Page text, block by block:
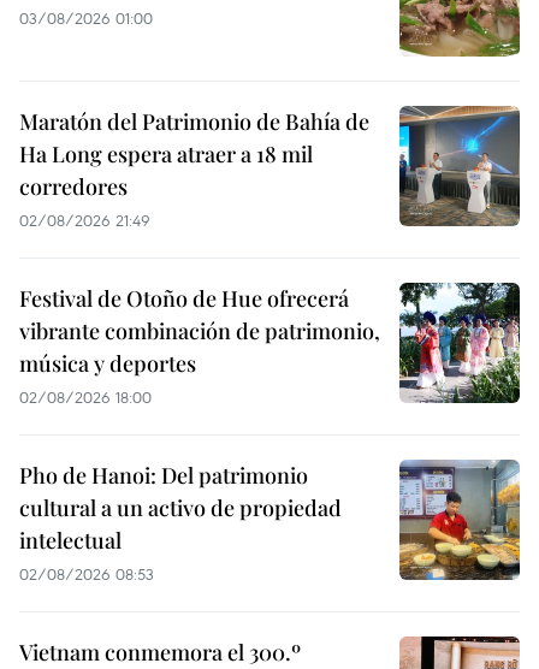
03/08/2026 01:00
Maratón del Patrimonio de Bahía de
Ha Long espera atraer a 18 mil
corredores
02/08/2026 21:49
Festival de Otoño de Hue ofrecerá
vibrante combinación de patrimonio,
música y deportes
02/08/2026 18:00
Pho de Hanoi: Del patrimonio
cultural a un activo de propiedad
intelectual
02/08/2026 08:53
Vietnam conmemora el 300.º